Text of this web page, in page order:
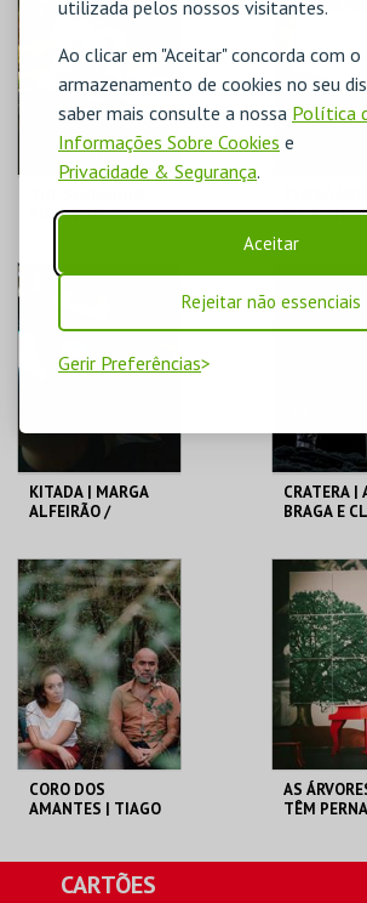
utilizada pelos nossos visitantes.
Ao clicar em "Aceitar" concorda com o
armazenamento de cookies no seu
saber mais consulte a nossa Política
Informações Sobre Cookies e
Privacidade & Segurança.
Aceitar
Rejeitar não essenciais
Gerir Preferências
MAIS INFO
COMPRAR
MAIS
POOL PARTY |
CINETEATRO
& HÉLDER
POETAS
LOULETANO
KITADA | MARGA
ALFEIRÃO /
CINETEATRO
LOULETANO
MAIS INFO
COMPRAR
CRATERA |
BRAGA E
LOULETANO
MAIS
CORO DOS
AMANTES | TIAGO
E TÓNAN QUITO
CINETEATRO
LOULETANO
AS
TÊM
SOLAR DA
CARTÕES